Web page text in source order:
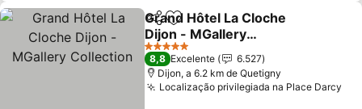
PartilharAdicionar aos favoritos
Grand Hôtel La Cloche
Dijon - MGallery
Collection
5 Estrelas
8,8 Excelente
6.527
Dijon, a 6.2 km de Quetigny
Localização privilegiada na Place Darcy